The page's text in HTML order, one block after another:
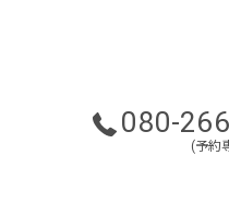
080-
(予約